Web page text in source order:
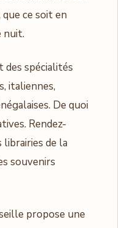
ce soit en
nuit.
spécialités
italiennes,
De quoi
Rendez-
librairies de la
souvenirs
propose une